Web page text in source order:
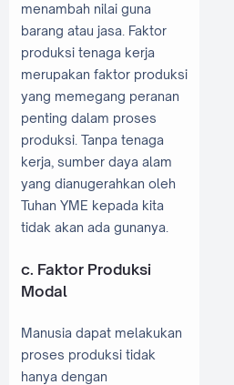
menambah nilai guna
barang atau jasa. Faktor
produksi tenaga kerja
merupakan faktor produksi
yang memegang peranan
penting dalam proses
produksi. Tanpa tenaga
kerja, sumber daya alam
yang dianugerahkan oleh
Tuhan YME kepada kita
tidak akan ada gunanya.
c. Faktor Produksi
Modal
Manusia dapat melakukan
proses produksi tidak
hanya dengan